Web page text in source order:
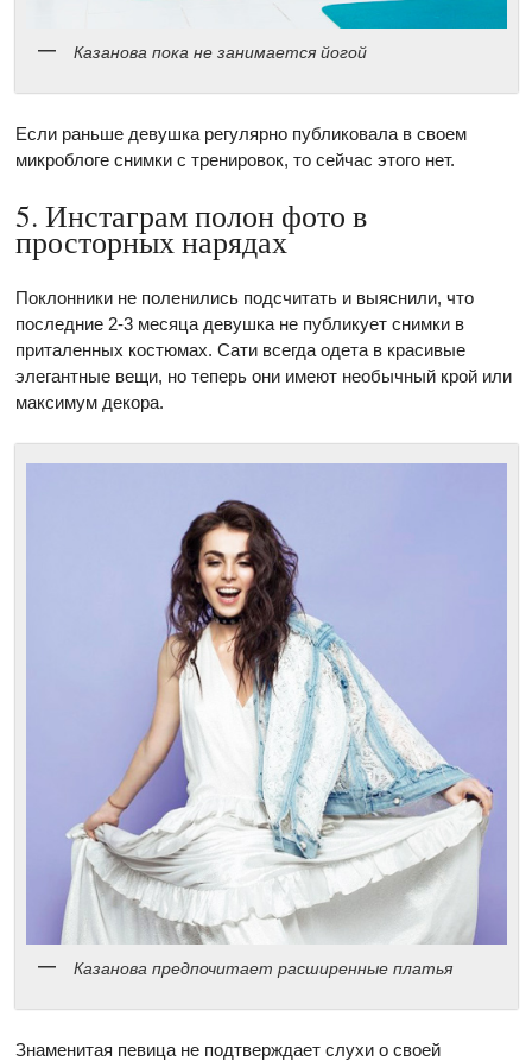
Казанова пока не занимается йогой
Если раньше девушка регулярно публиковала в своем
микроблоге снимки с тренировок, то сейчас этого нет.
5. Инстаграм полон фото в
просторных нарядах
Поклонники не поленились подсчитать и выяснили, что
последние 2-3 месяца девушка не публикует снимки в
приталенных костюмах. Сати всегда одета в красивые
элегантные вещи, но теперь они имеют необычный крой или
максимум декора.
Казанова предпочитает расширенные платья
Знаменитая певица не подтверждает слухи о своей